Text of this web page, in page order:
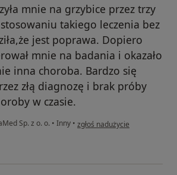
mnie na grzybice przez trzy
takiego leczenia bez
jest poprawa. Dopiero
mnie na badania i okazało
inna choroba. Bardzo się
złą diagnozę i brak próby
w czasie.
Sp. z o. o. • Inny • w opinii użytkownika WW
zgłoś nadużycie